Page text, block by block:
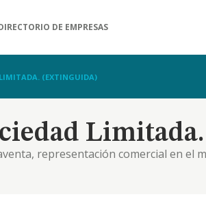
DE EMPRESAS
(EXTINGUIDA)
representación comercial en el
toda clase de materias, materiales,